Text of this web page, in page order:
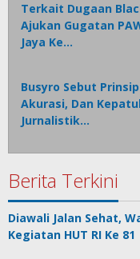
Terkait Dugaan
Ajukan Gugatan
Jaya Ke…
Busyro Sebut
Akurasi, Dan
Jurnalistik…
Berita Terkini
Diawali Jalan Sehat,
Kegiatan HUT RI Ke 81